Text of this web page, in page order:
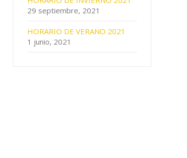
29 septiembre, 2021
HORARIO DE VERANO 2021
1 junio, 2021